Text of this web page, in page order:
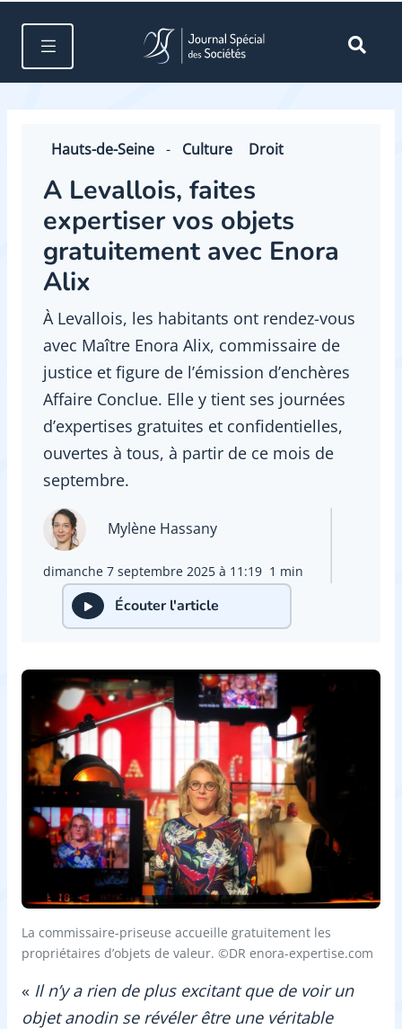
Hauts-de-Seine - Culture Droit
A Levallois, faites
expertiser vos objets
gratuitement avec Enora
Alix
À Levallois, les habitants ont rendez-vous
avec Maître Enora Alix, commissaire de
justice et figure de l’émission d’enchères
Affaire Conclue. Elle y tient ses journées
d’expertises gratuites et confidentielles,
ouvertes à tous, à partir de ce mois de
septembre.
Mylène Hassany
dimanche 7 septembre 2025 à 11:19 1 min
Écouter l'article
La commissaire-priseuse accueille gratuitement les
propriétaires d’objets de valeur. ©DR enora-expertise.com
« Il n’y a rien de plus excitant que de voir un
objet anodin se révéler être une véritable